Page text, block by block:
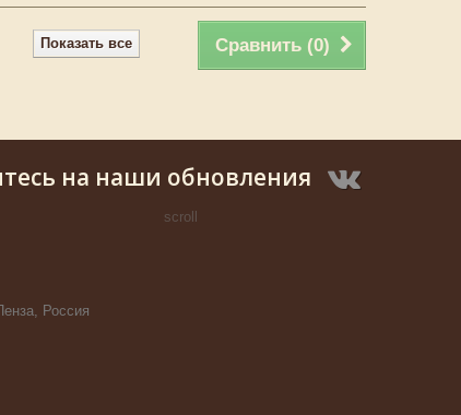
Сравнить (0)
Показать все
на наши обновления
Россия
scroll